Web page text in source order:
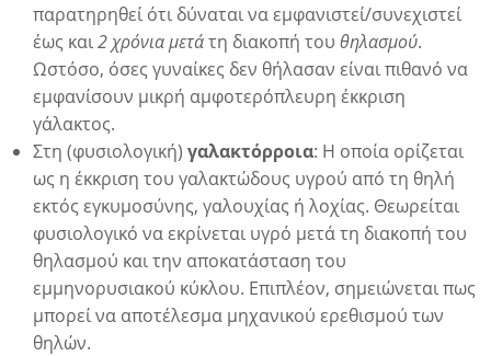
παρατηρηθεί ότι δύναται να εμφανιστεί/συνεχιστεί
έως και2 χρόνια μετάτη διακοπή του θηλασμού.
Ωστόσο, όσες γυναίκες δεν θήλασαν είναι πιθανό να
εμφανίσουν μικρή αμφοτερόπλευρη έκκριση
γάλακτος.
Στη (φυσιολογική) γαλακτόρροια: Η οποία ορίζεται
ως η έκκριση του γαλακτώδους υγρού από τη θηλή
εκτός εγκυμοσύνης, γαλουχίας ή λοχίας. Θεωρείται
φυσιολογικό να εκρίνεται υγρό μετά τη διακοπή του
θηλασμού και την αποκατάσταση του
εμμηνορυσιακού κύκλου. Επιπλέον, σημειώνεται πως
μπορεί να αποτέλεσμα μηχανικού ερεθισμού των
θηλών.